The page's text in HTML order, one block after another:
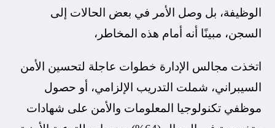
الوظيفة، بل وصل الأمر في بعض الحالات إلى
السجن، مبينًا أنه أمام هذه المخاطر،
اتخذت مجالس الإدارة خطوات عاجلة لتحسين الأمن
السيبراني، شملت التدريب الإلزامي، أو حصول
موظفي تكنولوجيا المعلومات والأمن على شهادات